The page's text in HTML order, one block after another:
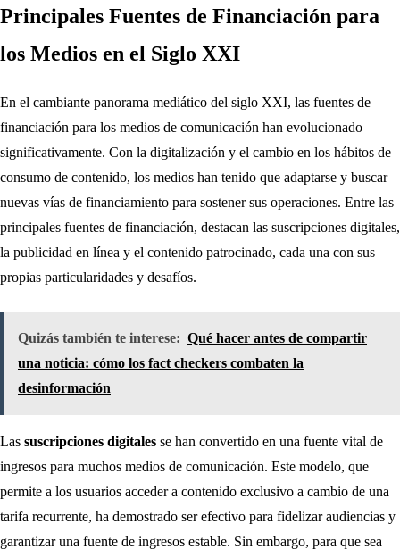
Principales Fuentes de Financiación para
los Medios en el Siglo XXI
En el cambiante panorama mediático del siglo XXI, las fuentes de
financiación para los medios de comunicación han evolucionado
significativamente. Con la digitalización y el cambio en los hábitos de
consumo de contenido, los medios han tenido que adaptarse y buscar
nuevas vías de financiamiento para sostener sus operaciones. Entre las
principales fuentes de financiación, destacan las suscripciones digitales,
la publicidad en línea y el contenido patrocinado, cada una con sus
propias particularidades y desafíos.
Quizás también te interese: Qué hacer antes de compartir
una noticia: cómo los fact checkers combaten la
desinformación
Las suscripciones digitales se han convertido en una fuente vital de
ingresos para muchos medios de comunicación. Este modelo, que
permite a los usuarios acceder a contenido exclusivo a cambio de una
tarifa recurrente, ha demostrado ser efectivo para fidelizar audiencias y
garantizar una fuente de ingresos estable. Sin embargo, para que sea